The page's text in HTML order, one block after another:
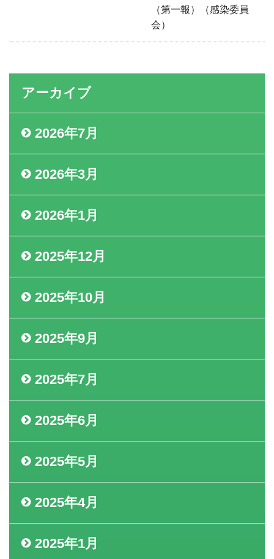
（第一報）（感染委員
会）
アーカイブ
2026年7月
2026年3月
2026年1月
2025年12月
2025年10月
2025年9月
2025年7月
2025年6月
2025年5月
2025年4月
2025年1月